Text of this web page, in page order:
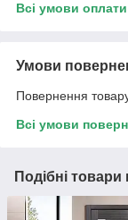
Всі умови оплати
Умови
Повернення
Всі умови
Подібні товари